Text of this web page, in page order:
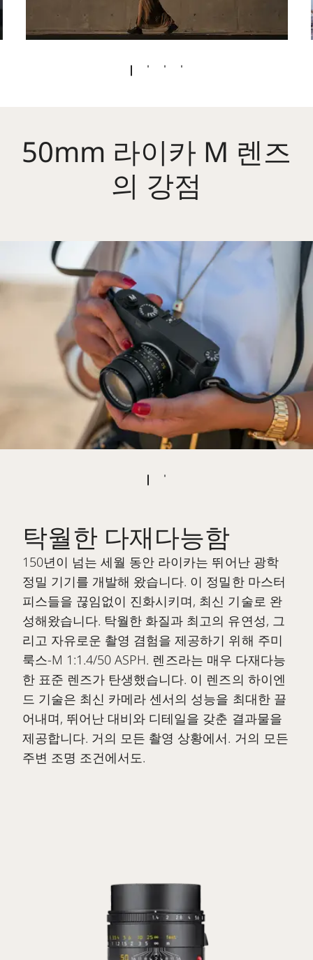
50mm 라이카 M 렌즈
의 강점
탁월한 다재다능함
150년이 넘는 세월 동안 라이카는 뛰어난 광학
정밀 기기를 개발해 왔습니다. 이 정밀한 마스터
피스들을 끊임없이 진화시키며, 최신 기술로 완
성해왔습니다. 탁월한 화질과 최고의 유연성, 그
리고 자유로운 촬영 겸험을 제공하기 위해 주미
룩스-M 1:1.4/50 ASPH. 렌즈라는 매우 다재다능
한 표준 렌즈가 탄생했습니다. 이 렌즈의 하이엔
드 기술은 최신 카메라 센서의 성능을 최대한 끌
어내며, 뛰어난 대비와 디테일을 갖춘 결과물을
제공합니다. 거의 모든 촬영 상황에서. 거의 모든
주변 조명 조건에서도.